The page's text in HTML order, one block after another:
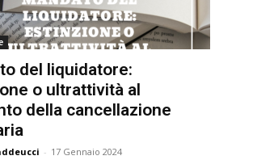
del liquidatore:
o ultrattività al
della cancellazione
- 17 Gennaio 2024